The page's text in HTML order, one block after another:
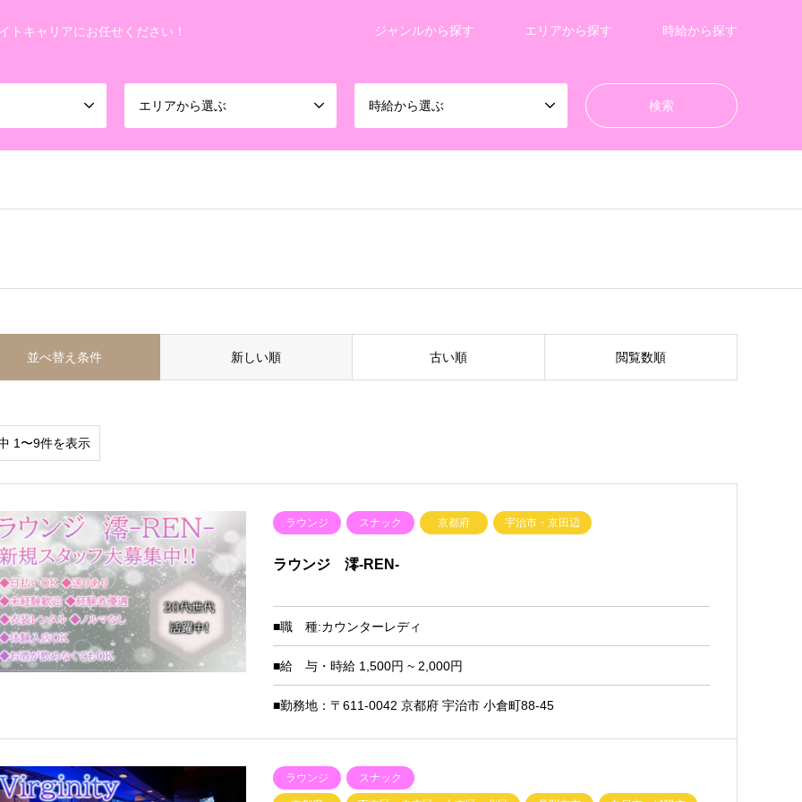
トキャリアにお任せください！ ジャンルから探す エリアから探す 時給から探す
エリアから選ぶ 時給から選ぶ
並べ替え条件 新しい順 古い順 閲覧数順
1〜9件を表示
ラウンジ スナック 京都府 宇治市・京田辺
ラウンジ 澪-REN-
■職 種:カウンターレディ
■給 与・時給 1,500円 ~ 2,000円
■勤務地：〒611-0042 京都府 宇治市 小倉町88-45
ラウンジ スナック